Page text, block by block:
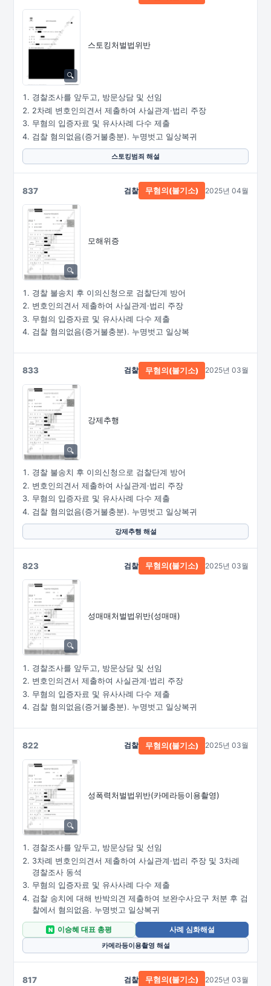
스토킹처벌법위반
경찰조사를 앞두고, 방문상담 및 선임
2차례 변호인의견서 제출하여 사실관계·법리 주장
무혐의 입증자료 및 유사사례 다수 제출
검찰 혐의없음(증거불충분). 누명벗고 일상복귀
스토킹범죄 해설
837
모해위증
검찰 무혐의(불기소) 2025년 04월
경찰 불송치 후 이의신청으로 검찰단계 방어
변호인의견서 제출하여 사실관계·법리 주장
무혐의 입증자료 및 유사사례 다수 제출
검찰 혐의없음(증거불충분). 누명벗고 일상복
833
강제추행
검찰 무혐의(불기소) 2025년 03월
경찰 불송치 후 이의신청으로 검찰단계 방어
변호인의견서 제출하여 사실관계·법리 주장
무혐의 입증자료 및 유사사례 다수 제출
검찰 혐의없음(증거불충분). 누명벗고 일상복귀
강제추행 해설
823
성매매처벌법위반(성매매)
검찰 무혐의(불기소) 2025년 03월
경찰조사를 앞두고, 방문상담 및 선임
변호인의견서 제출하여 사실관계·법리 주장
무혐의 입증자료 및 유사사례 다수 제출
검찰 혐의없음(증거불충분). 누명벗고 일상복귀
822
성폭력처벌법위반(카메라등이용촬영)
검찰 무혐의(불기소) 2025년 03월
경찰조사를 앞두고, 방문상담 및 선임
3차례 변호인의견서 제출하여 사실관계·법리 주장 및 3차례
경찰조사 동석
무혐의 입증자료 및 유사사례 다수 제출
검찰 송치에 대해 반박의견 제출하여 보완수사요구 처분 후 검
찰에서 혐의없음. 누명벗고 일상복귀
N 이승혜 대표 총평
사례 심화해설
카메라등이용촬영 해설
817 검찰 무혐의(불기소) 2025년 03월